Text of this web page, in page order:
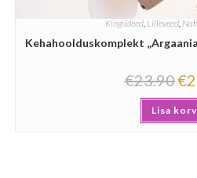
Kingiideed, Lilleveed,
Kehahoolduskomplekt
€23.90€
Lisa